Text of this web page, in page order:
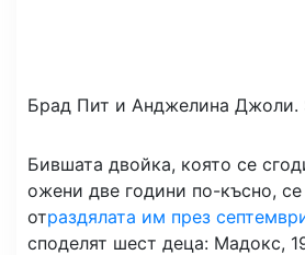
Брад Пит и Анджелина Джоли.
Бившата двойка, която се
ожени две години по-късно,
отраздялата им през
споделят шест деца: Мадокс,